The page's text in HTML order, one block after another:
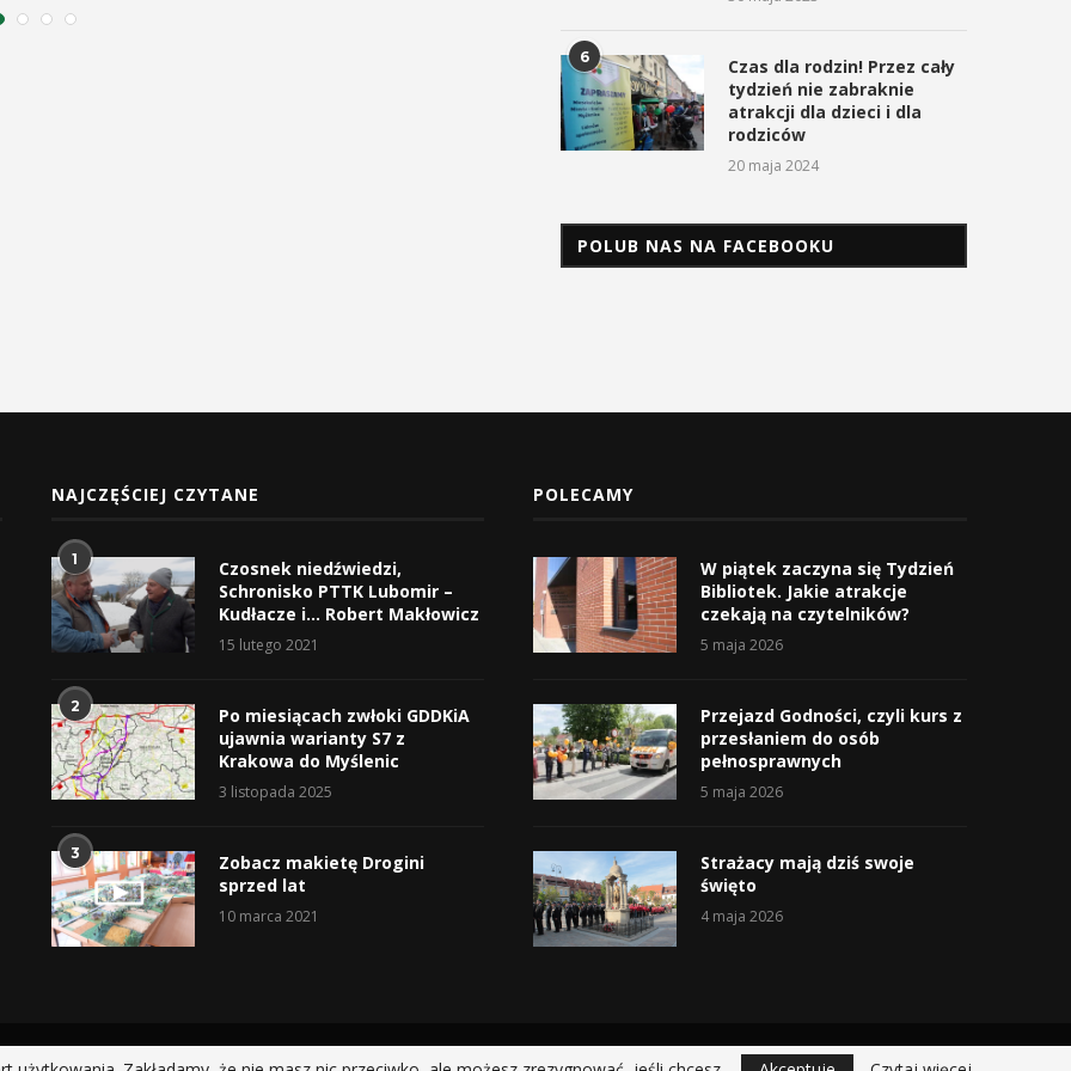
6
Czas dla rodzin! Przez cały
tydzień nie zabraknie
atrakcji dla dzieci i dla
rodziców
20 maja 2024
POLUB NAS NA FACEBOOKU
NAJCZĘŚCIEJ CZYTANE
1
Czosnek niedźwiedzi,
Schronisko PTTK Lubomir –
Kudłacze i… Robert Makłowicz
15 lutego 2021
2
Po miesiącach zwłoki GDDKiA
ujawnia warianty S7 z
Krakowa do Myślenic
3 listopada 2025
3
Zobacz makietę Drogini
sprzed lat
10 marca 2021
POLECAMY
W piątek zaczyna się Tydzień
Bibliotek. Jakie atrakcje
czekają na czytelników?
5 maja 2026
Przejazd Godności, czyli kurs z
przesłaniem do osób
pełnosprawnych
5 maja 2026
Strażacy mają dziś swoje
święto
4 maja 2026
@2019 - All Right Reserved.